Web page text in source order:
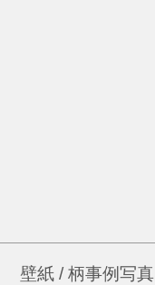
壁紙 / 柄事例写